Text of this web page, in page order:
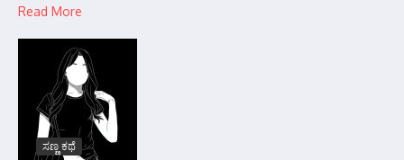
Read More
ಸಣ್ಣ ಕಥೆ